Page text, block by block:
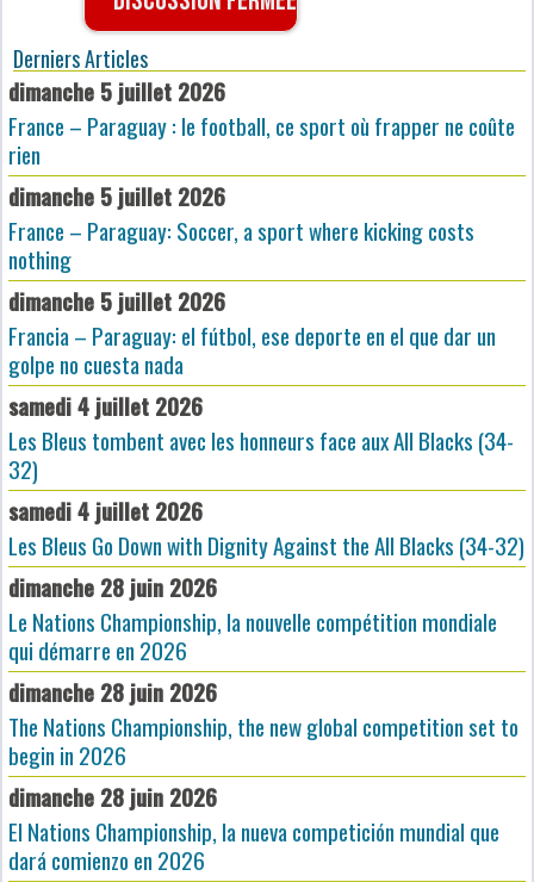
Derniers Articles
dimanche 5 juillet 2026
France – Paraguay : le football, ce sport où frapper ne coûte
rien
dimanche 5 juillet 2026
France – Paraguay: Soccer, a sport where kicking costs
nothing
dimanche 5 juillet 2026
Francia – Paraguay: el fútbol, ese deporte en el que dar un
golpe no cuesta nada
samedi 4 juillet 2026
Les Bleus tombent avec les honneurs face aux All Blacks (34-
32)
samedi 4 juillet 2026
Les Bleus Go Down with Dignity Against the All Blacks (34-32)
dimanche 28 juin 2026
Le Nations Championship, la nouvelle compétition mondiale
qui démarre en 2026
dimanche 28 juin 2026
The Nations Championship, the new global competition set to
begin in 2026
dimanche 28 juin 2026
El Nations Championship, la nueva competición mundial que
dará comienzo en 2026